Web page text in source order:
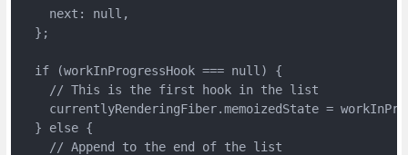
    next: null,
  };
  if (workInProgressHook === null) {
    // This is the first hook in the list
currentlyRenderingFiber.memoizedState =
  } else {
    // Append to the end of the list